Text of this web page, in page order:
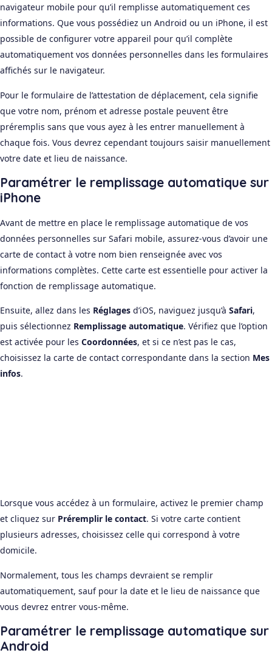
navigateur mobile pour qu’il remplisse automatiquement ces
informations. Que vous possédiez un Android ou un iPhone, il est
possible de configurer votre appareil pour qu’il complète
automatiquement vos données personnelles dans les formulaires
affichés sur le navigateur.
Pour le formulaire de l’attestation de déplacement, cela signifie
que votre nom, prénom et adresse postale peuvent être
préremplis sans que vous ayez à les entrer manuellement à
chaque fois. Vous devrez cependant toujours saisir manuellement
votre date et lieu de naissance.
Paramétrer le remplissage automatique sur
iPhone
Avant de mettre en place le remplissage automatique de vos
données personnelles sur Safari mobile, assurez-vous d’avoir une
carte de contact à votre nom bien renseignée avec vos
informations complètes. Cette carte est essentielle pour activer la
fonction de remplissage automatique.
Ensuite, allez dans les Réglages d’iOS, naviguez jusqu’à Safari,
puis sélectionnez Remplissage automatique. Vérifiez que l’option
est activée pour les Coordonnées, et si ce n’est pas le cas,
choisissez la carte de contact correspondante dans la section Mes
infos.
Lorsque vous accédez à un formulaire, activez le premier champ
et cliquez sur Préremplir le contact. Si votre carte contient
plusieurs adresses, choisissez celle qui correspond à votre
domicile.
Normalement, tous les champs devraient se remplir
automatiquement, sauf pour la date et le lieu de naissance que
vous devrez entrer vous-même.
Paramétrer le remplissage automatique sur
Android